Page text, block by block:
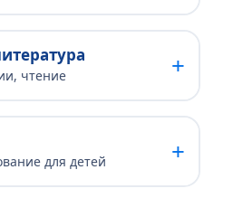
чтение +
для детей +